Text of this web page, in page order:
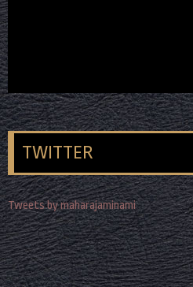
TWITTER
Tweets by maharajaminami